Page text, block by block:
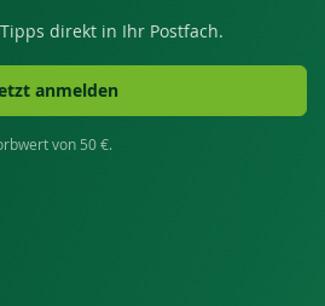
direkt in Ihr Postfach.
anmelden
von 50 €.